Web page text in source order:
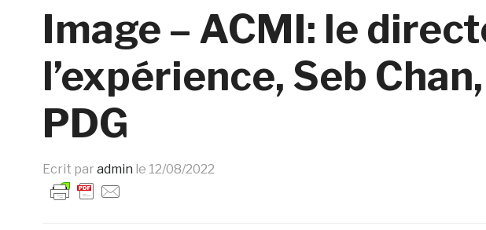
Image – ACMI: le
l’expérience, Seb
PDG
Ecrit par admin le 12/08/2022